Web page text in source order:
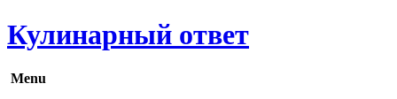
Кулинарный ответ
Menu